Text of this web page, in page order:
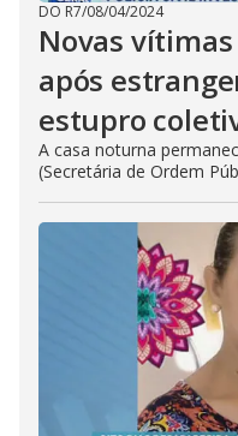
DO R7/08/04/2024
Novas
após
estupro
A casa noturna
(Secretária de Ordem